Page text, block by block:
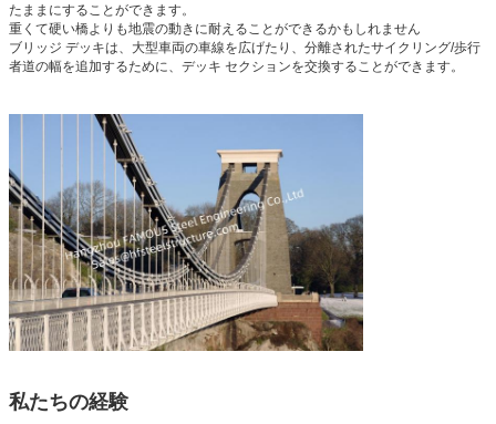
たままにすることができます。
重くて硬い橋よりも地震の動きに耐えることができるかもしれません
ブリッジ デッキは、大型車両の車線を広げたり、分離されたサイクリング/歩行
者道の幅を追加するために、デッキ セクションを交換することができます。
私たちの経験